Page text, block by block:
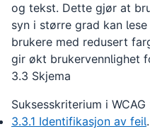
og tekst. Dette gjør at
syn i større grad kan
brukere med redusert
gir økt brukervennlighet
3.3 Skjema
Suksesskriterium i WCAG
3.3.1 Identifikasjon av feil.